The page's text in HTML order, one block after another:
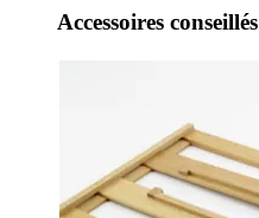
Accessoires conseillés